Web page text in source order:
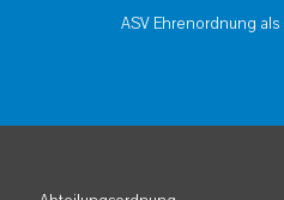
ASV Ehrenordnung